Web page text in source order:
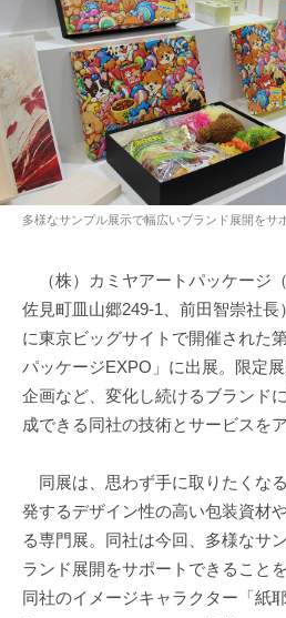
多様なサンプル展示で幅広いブランド展開をサ
（株）カミヤアートパッケージ
佐見町皿山郷249-1、前田智崇社長
に東京ビッグサイトで開催された
パッケージEXPO」に出展。限定
企画など、変化し続けるブランド
成できる同社の技術とサービスを
同展は、思わず手に取りたくな
発するデザイン性の高い包装資材
る専門展。同社は今回、多様なサ
ランド展開をサポートできること
同社のイメージキャラクター「紙